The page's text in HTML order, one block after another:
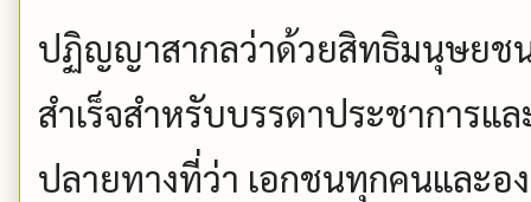
ปฏิญญาสากลว่าด้วยสิทธิมนุษยช
สำเร็จสำหรับบรรดาประชาการ
ปลายทางที่ว่า เอกชนทุกคนและอ